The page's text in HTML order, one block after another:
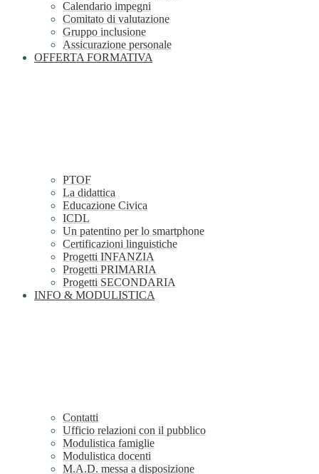
Calendario impegni
Comitato di valutazione
Gruppo inclusione
Assicurazione personale
OFFERTA FORMATIVA
PTOF
La didattica
Educazione Civica
ICDL
Un patentino per lo smartphone
Certificazioni linguistiche
Progetti INFANZIA
Progetti PRIMARIA
Progetti SECONDARIA
INFO & MODULISTICA
Contatti
Ufficio relazioni con il pubblico
Modulistica famiglie
Modulistica docenti
M.A.D. messa a disposizione